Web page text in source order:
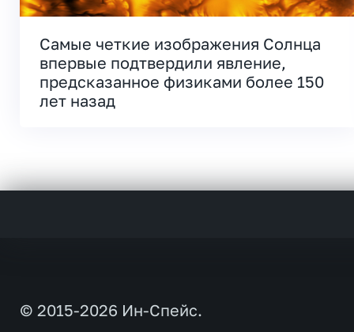
Самые четкие изображения Солнца
впервые подтвердили явление,
предсказанное физиками более 150
лет назад
© 2015-2026 Ин-Спейс.